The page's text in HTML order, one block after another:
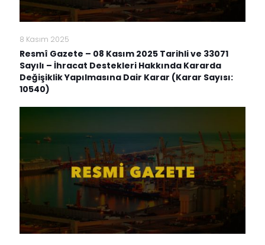
8 Kasım 2025
Resmî Gazete – 08 Kasım 2025 Tarihli ve 33071
Sayılı – İhracat Destekleri Hakkında Kararda
Değişiklik Yapılmasına Dair Karar (Karar Sayısı:
10540)